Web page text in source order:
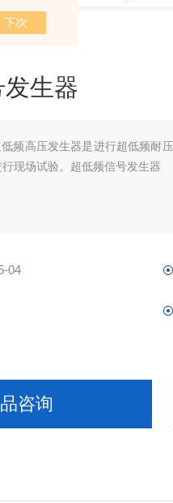
生器
频高压发生器是进行超低频耐
现场试验。超低频信号发生器
04
咨询